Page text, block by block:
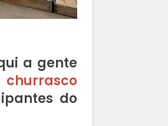
a gente
churrasco
do